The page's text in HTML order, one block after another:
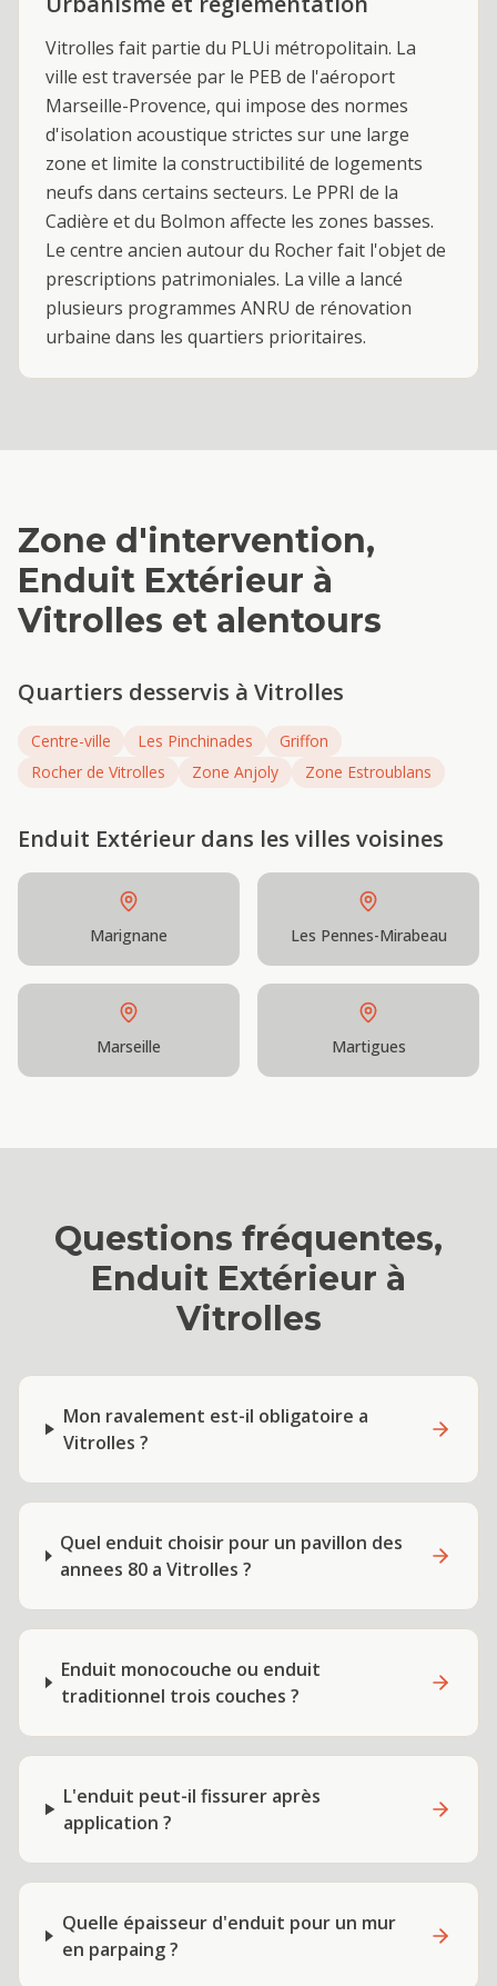
Vitrolles fait partie du PLUi métropolitain. La
ville est traversée par le PEB de l'aéroport
Marseille-Provence, qui impose des normes
d'isolation acoustique strictes sur une large
zone et limite la constructibilité de logements
neufs dans certains secteurs. Le PPRI de la
Cadière et du Bolmon affecte les zones basses.
Le centre ancien autour du Rocher fait l'objet de
prescriptions patrimoniales. La ville a lancé
plusieurs programmes ANRU de rénovation
urbaine dans les quartiers prioritaires.
Zone d'intervention,
Enduit Extérieur à
Vitrolles et alentours
Quartiers desservis à Vitrolles
Centre-ville Les Pinchinades
Griffon
Rocher de Vitrolles
Zone Anjoly Zone Estroublans
Enduit Extérieur dans les villes voisines
Marignane Les Pennes-Mirabeau
Marseille Martigues
Questions fréquentes,
Enduit Extérieur à
Vitrolles
Mon ravalement est-il obligatoire a
Vitrolles ?
Quel enduit choisir pour un pavillon des
annees 80 a Vitrolles ?
Enduit monocouche ou enduit
traditionnel trois couches ?
L'enduit peut-il fissurer après
application ?
Quelle épaisseur d'enduit pour un mur
en parpaing ?